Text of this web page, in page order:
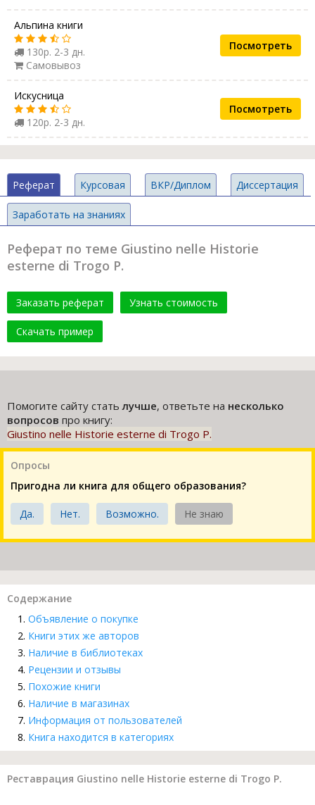
Альпина книги
130р. 2-3 дн.
Самовывоз
Посмотреть
Искусница
120р. 2-3 дн.
Посмотреть
Реферат Курсовая ВКР/Диплом Диссертация
Заработать на знаниях
Реферат по теме Giustino nelle Historie
esterne di Trogo P.
Заказать реферат Узнать стоимость
Скачать пример
Помогите сайту статьлучше, ответьте на несколько
вопросов про книгу:
Giustino nelle Historie esterne di Trogo P.
Опросы
Пригодна ли книга для общего образования?
Да. Нет. Возможно. Не знаю
Содержание
Объявление о покупке
Книги этих же авторов
Наличие в библиотеках
Рецензии и отзывы
Похожие книги
Наличие в магазинах
Информация от пользователей
Книга находится в категориях
Реставрация Giustino nelle Historie esterne di Trogo P.